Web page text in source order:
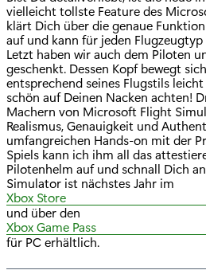
vielleicht tollste Feature des
klärt Dich über die genaue
auf und kann für jeden
Letzt haben wir auch dem Piloten
geschenkt. Dessen Kopf bewegt
entsprechend seines Flugstils
schön auf Deinen Nacken achten!
Machern von Microsoft Flight
Realismus, Genauigkeit und
umfangreichen Hands-on mit der
Spiels kann ich ihm all das
Pilotenhelm auf und schnall Dich
Simulator ist nächstes Jahr im
Xbox Store
und über den
Xbox Game Pass
für PC erhältlich.